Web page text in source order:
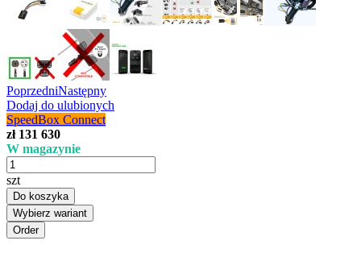
PoprzedniNastępny
Dodaj do ulubionych
SpeedBox Connect
zł 131 630
W magazynie
szt
Do koszyka
Wybierz wariant